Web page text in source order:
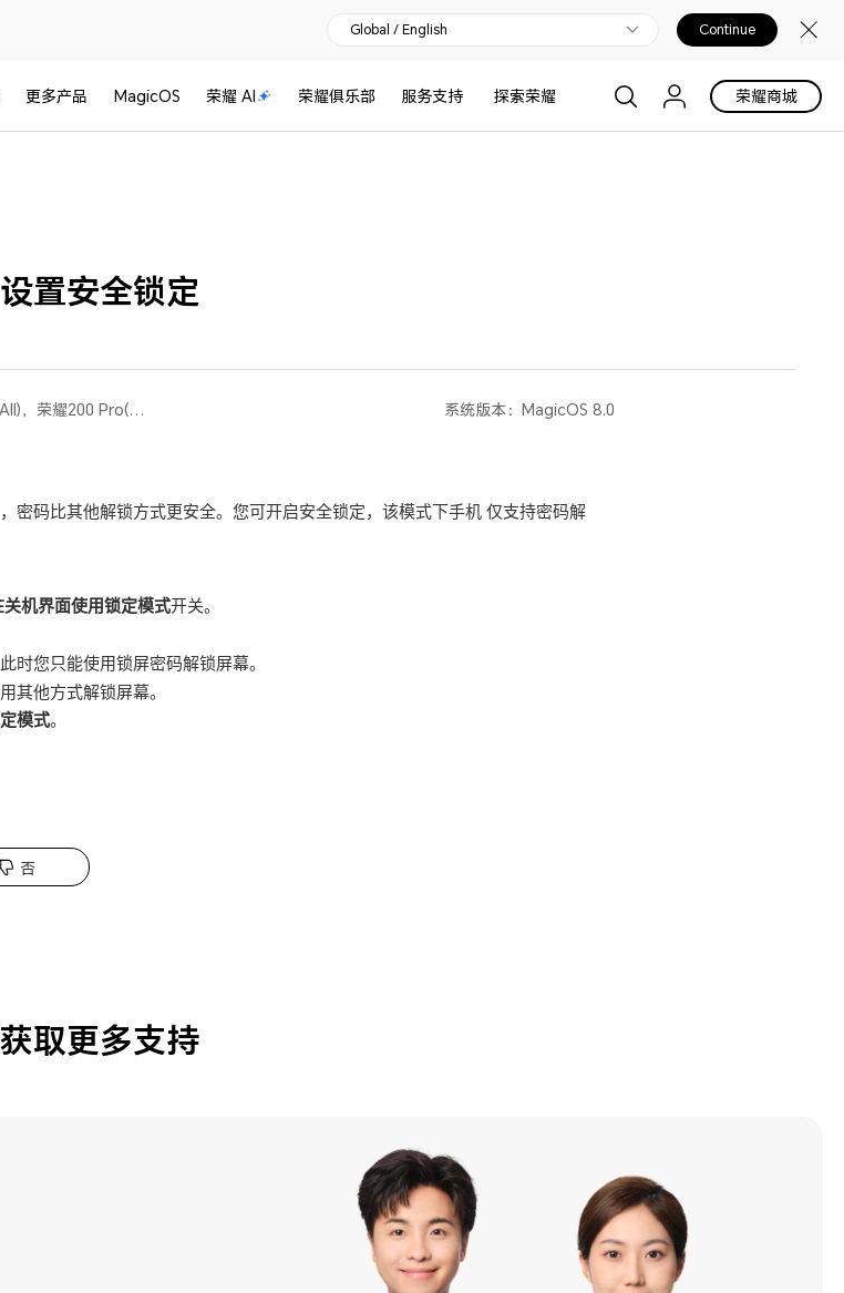
Global / English Continue
更多产品 MagicOS 荣耀 AI 荣耀俱乐部 服务支持 探索荣耀 荣耀商城
设置安全锁定
荣耀100(All)，荣耀200(All)，荣耀Magic5 至臻版(All)，荣耀200 Pro(All)，荣耀Magic4 Pro(All)，荣耀Magic5(全网通版 8gb+256gb、全网通版 12gb+256gb、全网通版 16gb+512gb、全网通版 16gb+256gb)，荣耀 Magic3 至臻版(All)，荣耀Magic6 RSR 保时捷设计(All)，荣耀Magic4 至臻版(All)，荣耀90 GT(All)，荣耀 Magic3(All)，荣耀Magic4(All)，荣耀Magic6 至臻版(All)，荣耀 Magic3 Pro(荣耀magic3 pro全网通 8gb+256gb、荣耀magic3 pro全网通 12gb+256gb、荣耀magic3 pro移动定制版 8gb+256gb、荣耀magic3 pro全网通 12gb+512gb)，荣耀Magic6 Pro(All)，荣耀Magic5 Pro(All)，荣耀100 Pro(All)，荣耀Magic V Flip 高定款(All)，荣耀Magic V Flip(All) 系统版本：MagicOS 8.0
密码比其他解锁方式更安全。您可开启安全锁定，该模式下手机仅支持密码解
关机界面使用锁定模式开关。
时您只能使用锁屏密码解锁屏幕。
其他方式解锁屏幕。
模式。
否
获取更多支持